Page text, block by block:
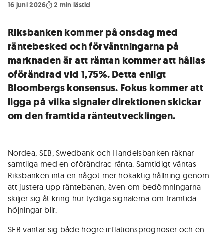
16 juni 2026
2 min lästid
Riksbanken kommer på onsdag med
räntebesked och förväntningarna på
marknaden är att räntan kommer att hållas
oförändrad vid 1,75%. Detta enligt
Bloombergs konsensus. Fokus kommer att
ligga på vilka signaler direktionen skickar
om den framtida ränteutvecklingen.
Nordea, SEB, Swedbank och Handelsbanken räknar
samtliga med en oförändrad ränta. Samtidigt väntas
Riksbanken inta en något mer hökaktig hållning genom
att justera upp räntebanan, även om bedömningarna
skiljer sig åt kring hur tydliga signalerna om framtida
höjningar blir.
SEB väntar sig både högre inflationsprognoser och en